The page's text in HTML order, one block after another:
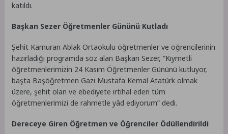
katıldı.
Başkan Sezer Öğretmenler Gününü Kutladı
Şehit Kamuran Ablak Ortaokulu öğretmenler ve öğrencilerinin
hazırladığı programda söz alan Başkan Sezer, “Kıymetli
öğretmenlerimizin 24 Kasım Öğretmenler Gününü kutluyor,
başta Başöğretmen Gazi Mustafa Kemal Atatürk olmak
üzere, şehit olan ve ebediyete irtihal eden tüm
öğretmenlerimizi de rahmetle yâd ediyorum” dedi.
Dereceye Giren Öğretmen ve Öğrenciler Ödüllendirildi